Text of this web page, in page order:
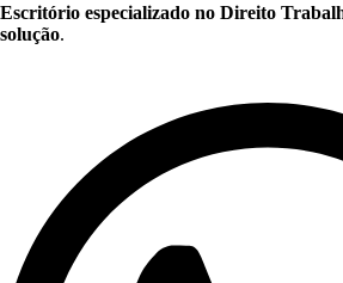
Escritório especializado no Direito
solução.